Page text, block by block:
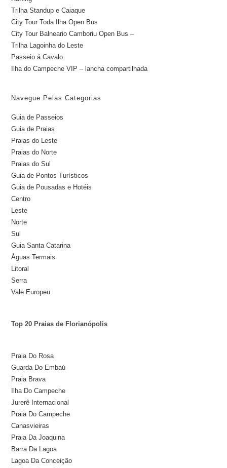
Trilha Standup e Caiaque
City Tour Toda Ilha Open Bus
City Tour Balneario Camboriu Open Bus –
Trilha Lagoinha do Leste
Passeio á Cavalo
Ilha do Campeche VIP – lancha compartilhada
Navegue Pelas Categorias
Guia de Passeios
Guia de Praias
Praias do Leste
Praias do Norte
Praias do Sul
Guia de Pontos Turísticos
Guia de Pousadas e Hotéis
Centro
Leste
Norte
Sul
Guia Santa Catarina
Águas Termais
Litoral
Serra
Vale Europeu
Top 20 Praias de Florianópolis
Praia Do Rosa
Guarda Do Embaú
Praia Brava
Ilha Do Campeche
Jurerê Internacional
Praia Do Campeche
Canasvieiras
Praia Da Joaquina
Barra Da Lagoa
Lagoa Da Conceição